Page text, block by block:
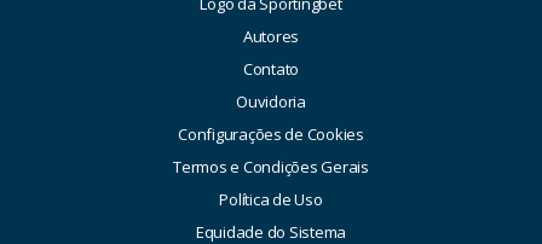
Autores
Contato
Ouvidoria
Configurações de Cookies
Termos e Condições Gerais
Política de Uso
Equidade do Sistema